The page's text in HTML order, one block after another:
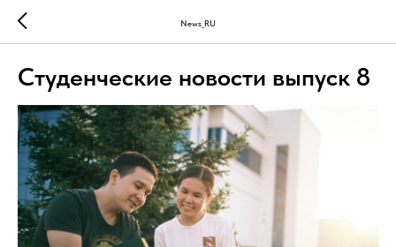
News_RU
Студенческие новости выпуск 8